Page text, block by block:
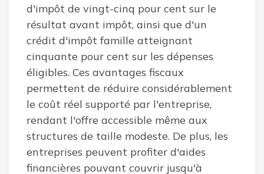
d'impôt de vingt-cinq pour cent sur le
résultat avant impôt, ainsi que d'un
crédit d'impôt famille atteignant
cinquante pour cent sur les dépenses
éligibles. Ces avantages fiscaux
permettent de réduire considérablement
le coût réel supporté par l'entreprise,
rendant l'offre accessible même aux
structures de taille modeste. De plus, les
entreprises peuvent profiter d'aides
financières pouvant couvrir jusqu'à